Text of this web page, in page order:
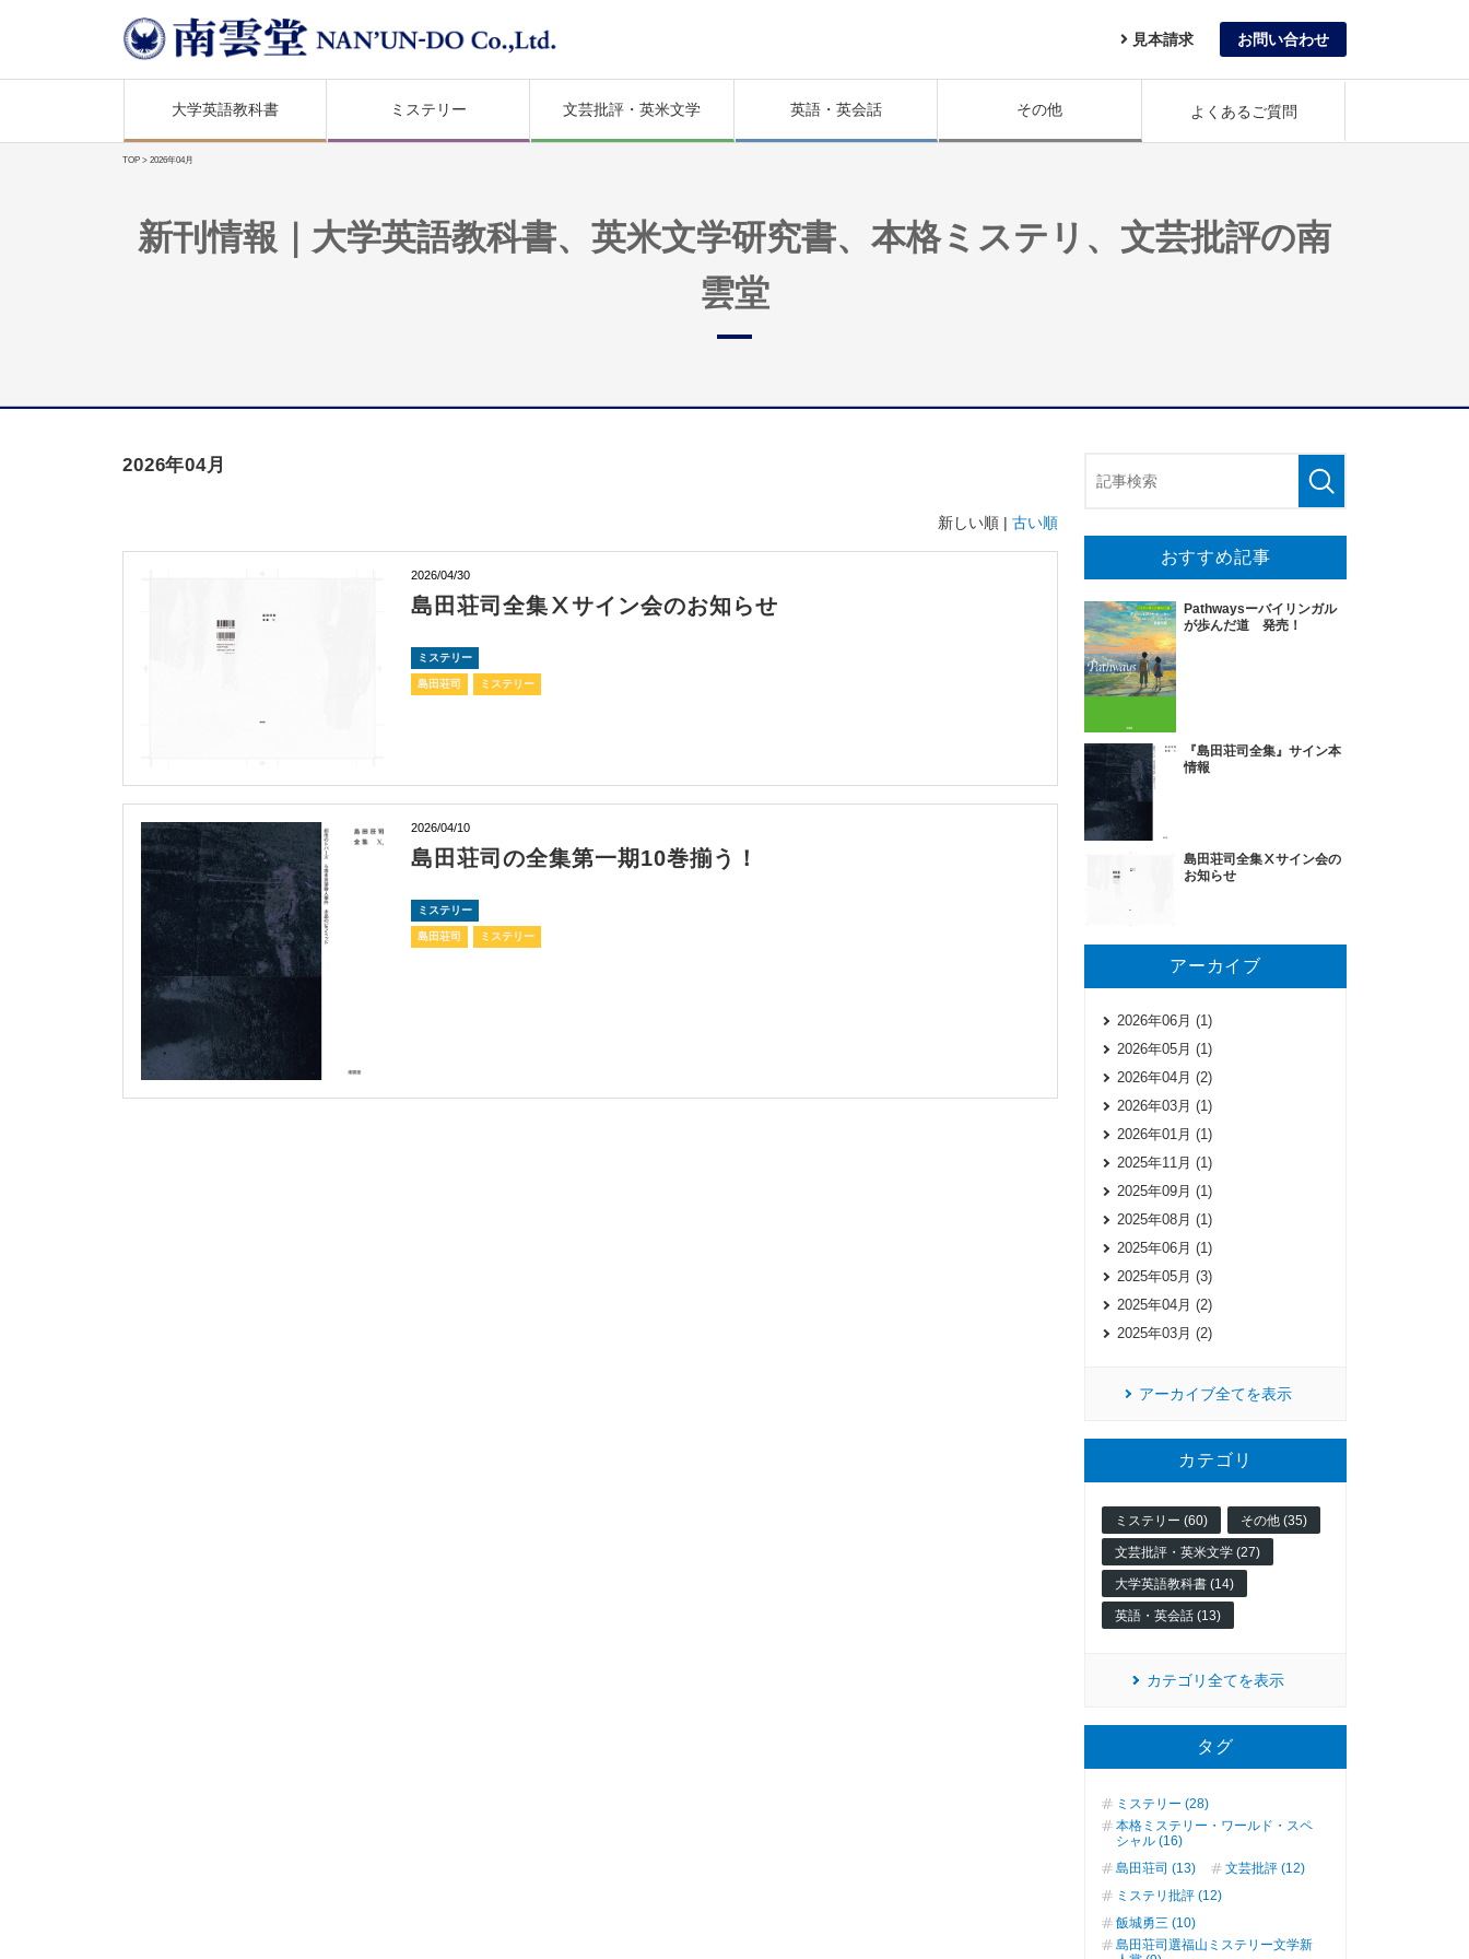
見本請求 お問い合わせ
大学英語教科書 ミステリー 文芸批評・英米文学 英語・英会話 その他 よくあるご質問
TOP > 2026年04月
新刊情報｜大学英語教科書、英米文学研究書、本格ミステリ、文芸批評の南
雲堂
2026年04月
新しい順 | 古い順
2026/04/30
島田荘司全集Ⅹサイン会のお知らせ
ミステリー
島田荘司 ミステリー
2026/04/10
島田荘司の全集第一期10巻揃う！
ミステリー
島田荘司 ミステリー
おすすめ記事
Pathwaysーバイリンガル
が歩んだ道 発売！
『島田荘司全集』サイン本
情報
島田荘司全集Ⅹサイン会の
お知らせ
アーカイブ
2026年06月 (1)
2026年05月 (1)
2026年04月 (2)
2026年03月 (1)
2026年01月 (1)
2025年11月 (1)
2025年09月 (1)
2025年08月 (1)
2025年06月 (1)
2025年05月 (3)
2025年04月 (2)
2025年03月 (2)
アーカイブ全てを表示
カテゴリ
ミステリー (60) その他 (35)
文芸批評・英米文学 (27)
大学英語教科書 (14)
英語・英会話 (13)
カテゴリ全てを表示
タグ
ミステリー (28)
本格ミステリー・ワールド・スペ
シャル (16)
島田荘司 (13)
文芸批評 (12)
ミステリ批評 (12)
飯城勇三 (10)
島田荘司選福山ミステリー文学新